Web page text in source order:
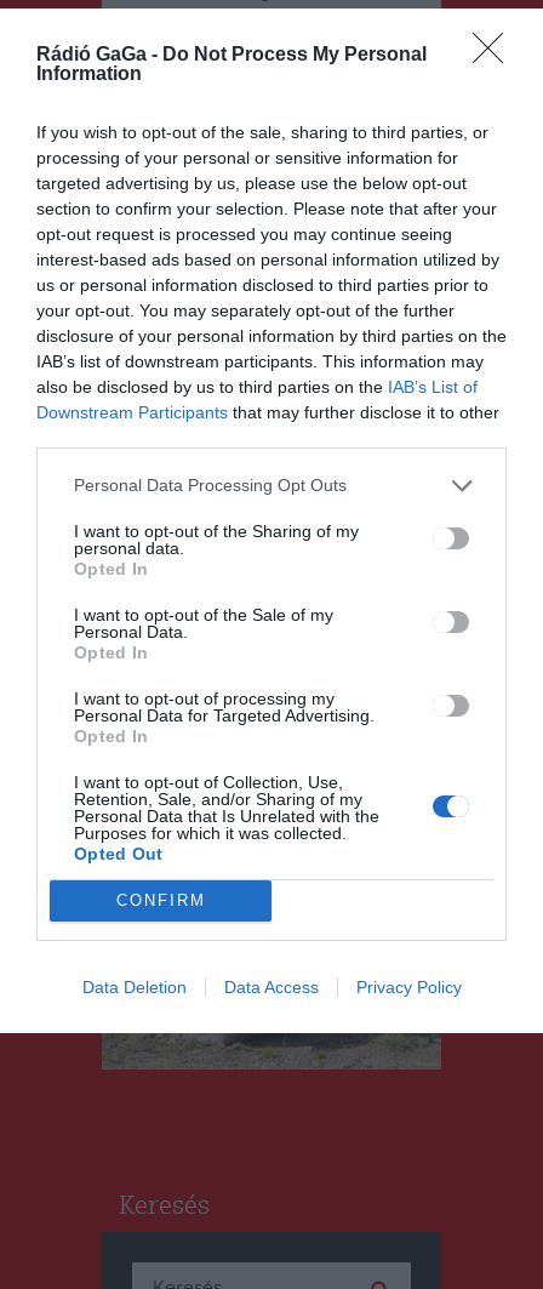
Rádió GaGa - Do Not Process My Personal
Information
If you wish to opt-out of the sale, sharing to third parties, or
processing of your personal or sensitive information for
targeted advertising by us, please use the below opt-out
section to confirm your selection. Please note that after your
opt-out request is processed you may continue seeing
interest-based ads based on personal information utilized by
us or personal information disclosed to third parties prior to
your opt-out. You may separately opt-out of the further
disclosure of your personal information by third parties on the
IAB’s list of downstream participants. This information may
also be disclosed by us to third parties on the IAB’s List of
Downstream Participants that may further disclose it to other
Personal Data Processing Opt Outs
I want to opt-out of the Sharing of my
personal data.
Opted In
I want to opt-out of the Sale of my
Personal Data.
Opted In
I want to opt-out of processing my
Personal Data for Targeted Advertising.
Opted In
I want to opt-out of Collection, Use,
Retention, Sale, and/or Sharing of my
Personal Data that Is Unrelated with the
Purposes for which it was collected.
Opted Out
CONFIRM
Data Deletion Data Access Privacy Policy
Bejegyzés
navigáció
ELŐZŐ
BEJEGYZÉS
Útlezárás
lesz
ály és
Büdösfürdő
között
BEJEGYZÉS
A következő
tanévre
visszaköltöz
nének a
felújított
szakközépis
kolába
Borszéken
CSÍKSZÉK
kazánház Csíkszeredában
CSÍKSZÉK
Csíkszeredában
Keresés
Keresés: